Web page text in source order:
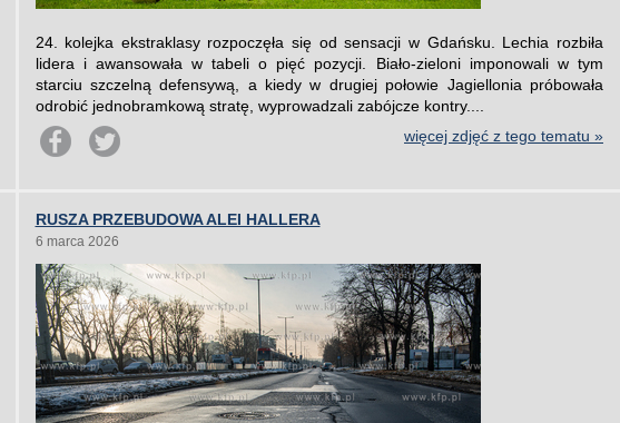
24. kolejka ekstraklasy rozpoczęła się od sensacji w Gdańsku. Lechia rozbiła
lidera i awansowała w tabeli o pięć pozycji. Biało-zieloni imponowali w tym
starciu szczelną defensywą, a kiedy w drugiej połowie Jagiellonia próbowała
odrobić jednobramkową stratę, wyprowadzali zabójcze kontry....
więcej zdjęć z tego tematu »
RUSZA PRZEBUDOWA ALEI HALLERA
6 marca 2026